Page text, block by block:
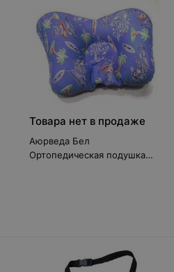
Товара нет в продаже
Аюрведа Бел
Ортопедическая подушка